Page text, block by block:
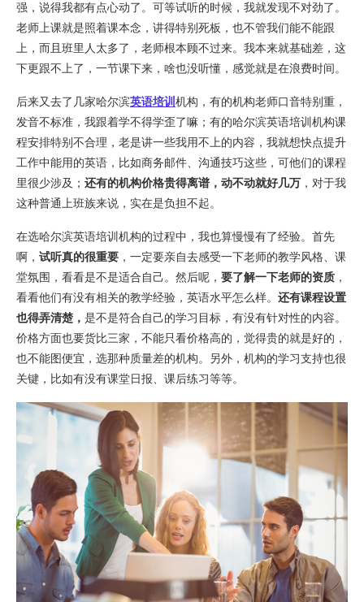
强，说得我都有点心动了。可等试听的时候，我就发现不对劲了。
老师上课就是照着课本念，讲得特别死板，也不管我们能不能跟
上，而且班里人太多了，老师根本顾不过来。我本来就基础差，这
下更跟不上了，一节课下来，啥也没听懂，感觉就是在浪费时间。
后来又去了几家哈尔滨英语培训 机构，有的机构老师口音特别重，
发音不标准，我跟着学不得学歪了嘛；有的哈尔滨英语培训机构课
程安排特别不合理，老是讲一些我用不上的内容，我就想快点提升
工作中能用的英语，比如商务邮件、沟通技巧这些，可他们的课程
里很少涉及； 还有的机构价格贵得离谱，动不动就好几万 ，对于我
这种普通上班族来说，实在是负担不起。
在选哈尔滨英语培训机构的过程中，我也算慢慢有了经验。首先
啊， 试听真的很重要 ，一定要亲自去感受一下老师的教学风格、课
堂氛围，看看是不是适合自己。然后呢， 要了解一下老师的资质 ，
看看他们有没有相关的教学经验，英语水平怎么样。 还有课程设置
也得弄清楚， 是不是符合自己的学习目标，有没有针对性的内容。
价格方面也要货比三家，不能只看价格高的，觉得贵的就是好的，
也不能图便宜，选那种质量差的机构。另外，机构的学习支持也很
关键，比如有没有课堂日报、课后练习等等。